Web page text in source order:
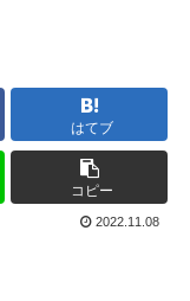
はてブ
コピー
2022.11.08